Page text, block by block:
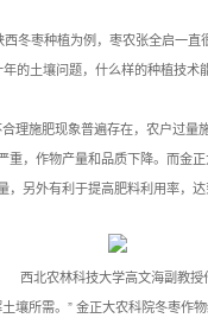
冬枣种植为例，枣农张全启一直
的土壤问题，什么样的种植技
理施肥现象普遍存在，农户过量
，作物产量和品质下降。而金
另外有利于提高肥料利用率，
西北农林科技大学高文海副教授
壤所需。” 金正大农科院冬枣作